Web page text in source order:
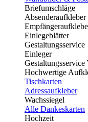
Briefumschläge
Absenderaufkleber
Einlegeblätter
Gestaltungsservice
Einleger
Gestaltungsservice
Hochwertige
Tischkarten
Adressaufkleber
Wachssiegel
Alle Dankeskarten
Hochzeit